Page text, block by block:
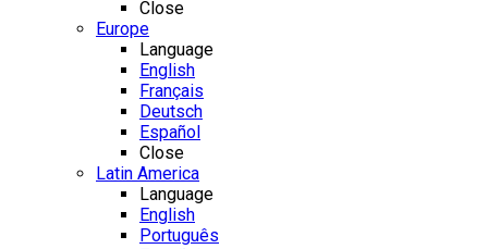
Close
Europe
Language
English
Français
Deutsch
Español
Close
Latin America
Language
English
Português